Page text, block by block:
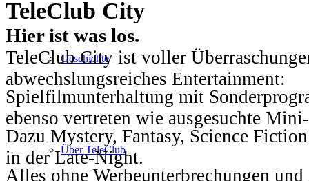
Geschichte
Über TeleClub
TeleClub City
Hier ist was los.
TeleClub City ist voller
abwechslungsreiches Entertainment:
Spielfilmunterhaltung mit
ebenso vertreten wie ausgesuchte
Dazu Mystery, Fantasy, Science
in der Late-Night.
Alles ohne Werbeunterbrechungen